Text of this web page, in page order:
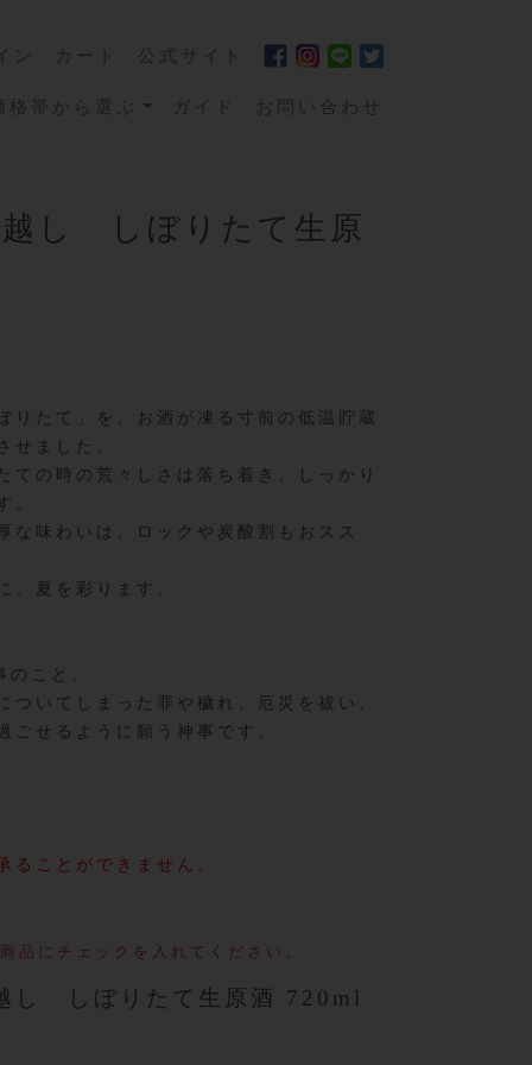
ン カート 公式サイト
格帯から選ぶ ガイド お問い合わせ
し しぼりたて生原
りたて」を、お酒が凍る寸前の低温貯蔵
せました。
ての時の荒々しさは落ち着き、しっかり
。
な味わいは、ロックや炭酸割もおスス
、夏を彩ります。
こと。
ついてしまった罪や穢れ、厄災を祓い、
ごせるように願う神事です。
ることができません。
品にチェックを入れてください。
し しぼりたて生原酒 720ml